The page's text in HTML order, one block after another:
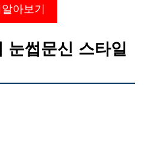
아보기
눈썹문신 스타일